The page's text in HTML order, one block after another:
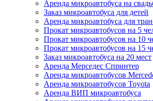
Аренда микроавтобуса на
Заказ микроавтобуса для детей
Аренда микроавтобуса для
Прокат микроавтобусов на 5
Прокат микроавтобусов на 10
Прокат микроавтобусов на 15
Заказ микроавтобуса на 20 мест
Аренда Мерседес Спринтер
Аренда микроавтобусов
Аренда микроавтобусов Toyota
Аренда ВИП микроавтобуса